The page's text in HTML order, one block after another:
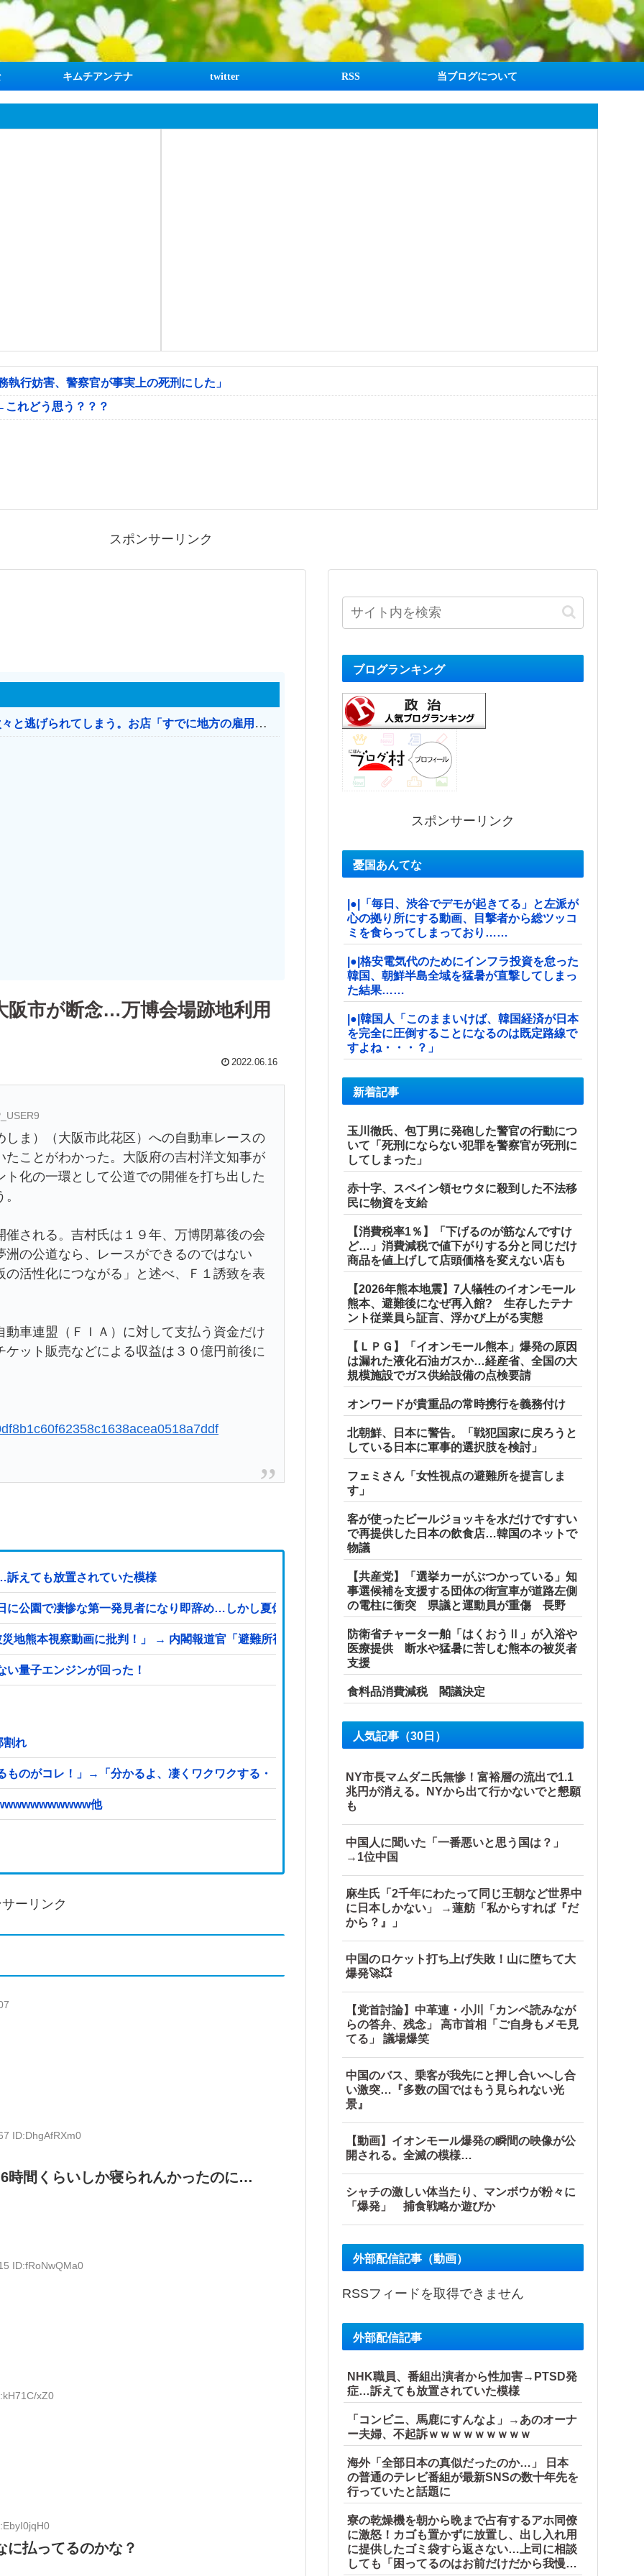
キムチアンテナ twitter RSS 当ブログについて
行妨害、警察官が事実上の死刑にした」
れどう思う？？？
スポンサーリンク
日本のお店、時給1500円でもミャンマー人に次々と逃げられてしまう。お店「すでに地方の雇用は崩壊」
阪市が断念…万博会場跡地利用
2022.06.16
ま）（大阪市此花区）への自動車レースの
ことがわかった。大阪府の吉村洋文知事が
化の一環として公道での開催を打ち出した
される。吉村氏は１９年、万博閉幕後の会
の公道なら、レースができるのではない
活性化につながる」と述べ、Ｆ１誘致を表
車連盟（ＦＩＡ）に対して支払う資金だけ
ット販売などによる収益は３０億円前後に
えても放置されていた模様
に公園で凄惨な第一発見者になり即辞め…しかし夏休み最終日、バイトを続けた友人の身に起きた「更なる悲劇」←このバ
地熊本視察動画に批判！」 → 内閣報道官「避難所視察は51分間！大変な状況の中で、1時間近く受け入...
量子エンジンが回った！
割れ
ものがコレ！」→「分かるよ、凄くワクワクする・・・！」【海外の反応】
他
ーリンク
ID:DhgAfRXm0
時間くらいしか寝られんかったのに…
ID:fRoNwQMa0
xZ0
に払ってるのかな？
ブログランキング
スポンサーリンク
憂国あんてな
|●|「毎日、渋谷でデモが起きてる」と左派が
心の拠り所にする動画、目撃者から総ツッコ
ミを食らってしまっており……
|●|格安電気代のためにインフラ投資を怠った
韓国、朝鮮半島全域を猛暑が直撃してしまっ
た結果……
|●|韓国人「このままいけば、韓国経済が日本
を完全に圧倒することになるのは既定路線で
すよね・・・？」
新着記事
玉川徹氏、包丁男に発砲した警官の行動につ
いて「死刑にならない犯罪を警察官が死刑に
してしまった」
赤十字、スペイン領セウタに殺到した不法移
民に物資を支給
【消費税率1％】「下げるのが筋なんですけ
ど…」消費減税で値下がりする分と同じだけ
商品を値上げして店頭価格を変えない店も
【2026年熊本地震】7人犠牲のイオンモール
熊本、避難後になぜ再入館? 生存したテナ
ント従業員ら証言、浮かび上がる実態
【ＬＰＧ】「イオンモール熊本」爆発の原因
は漏れた液化石油ガスか…経産省、全国の大
規模施設でガス供給設備の点検要請
オンワードが貴重品の常時携行を義務付け
北朝鮮、日本に警告。「戦犯国家に戻ろうと
している日本に軍事的選択肢を検討」
フェミさん「女性視点の避難所を提言しま
す」
客が使ったビールジョッキを水だけですすい
で再提供した日本の飲食店…韓国のネットで
物議
【共産党】「選挙カーがぶつかっている」知
事選候補を支援する団体の街宣車が道路左側
の電柱に衝突 県議と運動員が重傷 長野
防衛省チャーター舶「はくおうⅡ」が入浴や
医療提供 断水や猛暑に苦しむ熊本の被災者
支援
食料品消費減税 閣議決定
人気記事（30日）
NY市長マムダニ氏無惨！富裕層の流出で1.1
兆円が消える。NYから出て行かないでと懇願
も
中国人に聞いた「一番悪いと思う国は？」
→1位中国
麻生氏「2千年にわたって同じ王朝など世界中
に日本しかない」 →蓮舫「私からすれば『だ
から？』」
中国のロケット打ち上げ失敗！山に堕ちて大
爆発🚀💥
【党首討論】中革連・小川「カンペ読みなが
らの答弁、残念」 高市首相「ご自身もメモ見
てる」 議場爆笑
中国のバス、乗客が我先にと押し合いへし合
い激突…『多数の国ではもう見られない光
景』
【動画】イオンモール爆発の瞬間の映像が公
開される。全滅の模様…
シャチの激しい体当たり、マンボウが粉々に
「爆発」 捕食戦略か遊びか
外部配信記事（動画）
RSSフィードを取得できません
外部配信記事
NHK職員、番組出演者から性加害→PTSD発
症…訴えても放置されていた模様
「コンビニ、馬鹿にすんなよ」→あのオーナ
ー夫婦、不起訴ｗｗｗｗｗｗｗｗｗ
海外「全部日本の真似だったのか…」 日本
の普通のテレビ番組が最新SNSの数十年先を
行っていたと話題に
寮の乾燥機を朝から晩まで占有するアホ同僚
に激怒！カゴも置かずに放置し、出し入れ用
に提供したゴミ袋すら返さない…上司に相談
しても「困ってるのはお前だけだから我慢し